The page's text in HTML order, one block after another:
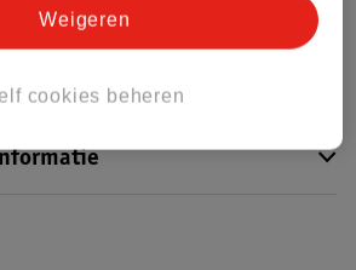
Dit product heeft (nog) geen Nature
Impact Score.
cookies beheren
Weigeren